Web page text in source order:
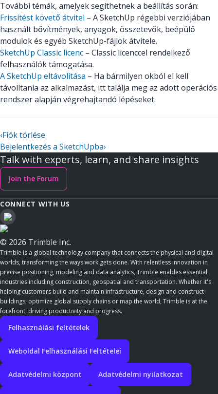
További témák, amelyek segíthetnek a beállítás során:
Frissítést követő átvitel – A SketchUp régebbi verziójában
használt bővítmények, anyagok, összetevők, beépülő
modulok és egyéb SketchUp-fájlok átvitele.
SketchUp Classic licenc – Classic licenccel rendelkező
felhasználók támogatása.
A SketchUp eltávolítása – Ha bármilyen okból el kell
távolítania az alkalmazást, itt találja meg az adott operációs
rendszer alapján végrehajtandó lépéseket.
‹Fiók törlése
Bejelentkezés a SketchUpba›
Talk with experts, learn, and share insights
Join the Forum
CONNECT WITH US
© 2026 Trimble Inc.
Trimble is a global technology company that connects the physical and digital
worlds, transforming the ways work gets done. With relentless innovation in
precise positioning, modeling and data analytics, Trimble enables essential
industries including construction, geospatial and transportation. Whether it's
helping customers build and maintain infrastructure, design and construct
buildings, optimize global supply chains or map the world, Trimble is at the
forefront, driving productivity and progress.
Felhasználási feltételek
Weboldal Felhasználási Feltételei
Adatvédelmi központ Adatvédelmi nyilatkozat